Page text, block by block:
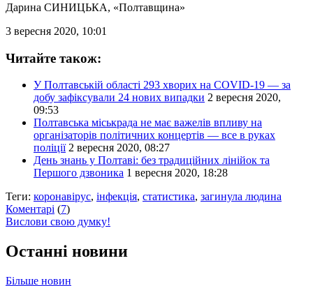
Дарина СИНИЦЬКА, «Полтавщина»
3 вересня 2020, 10:01
Читайте також:
У Полтавській області 293 хворих на COVID-19 — за
добу зафіксували 24 нових випадки 2 вересня 2020,
09:53
Полтавська міськрада не має важелів впливу на
організаторів політичних концертів — все в руках
поліції 2 вересня 2020, 08:27
День знань у Полтаві: без традиційних лінійок та
Першого дзвоника 1 вересня 2020, 18:28
Теги: коронавірус, інфекція, статистика, загинула людина
Коментарі (7)
Вислови свою думку!
Останні новини
Більше новин